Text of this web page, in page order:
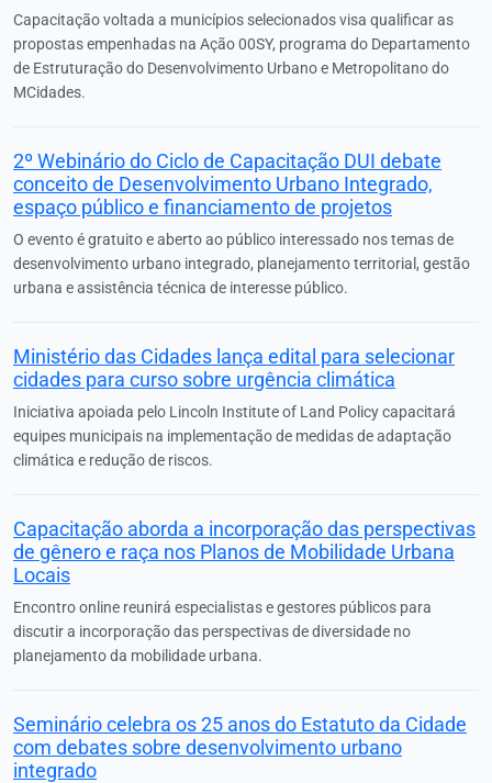
Capacitação voltada a municípios selecionados visa qualificar as
propostas empenhadas na Ação 00SY, programa do Departamento
de Estruturação do Desenvolvimento Urbano e Metropolitano do
MCidades.
2º Webinário do Ciclo de Capacitação DUI debate
conceito de Desenvolvimento Urbano Integrado,
espaço público e financiamento de projetos
O evento é gratuito e aberto ao público interessado nos temas de
desenvolvimento urbano integrado, planejamento territorial, gestão
urbana e assistência técnica de interesse público.
Ministério das Cidades lança edital para selecionar
cidades para curso sobre urgência climática
Iniciativa apoiada pelo Lincoln Institute of Land Policy capacitará
equipes municipais na implementação de medidas de adaptação
climática e redução de riscos.
Capacitação aborda a incorporação das perspectivas
de gênero e raça nos Planos de Mobilidade Urbana
Locais
Encontro online reunirá especialistas e gestores públicos para
discutir a incorporação das perspectivas de diversidade no
planejamento da mobilidade urbana.
Seminário celebra os 25 anos do Estatuto da Cidade
com debates sobre desenvolvimento urbano
integrado